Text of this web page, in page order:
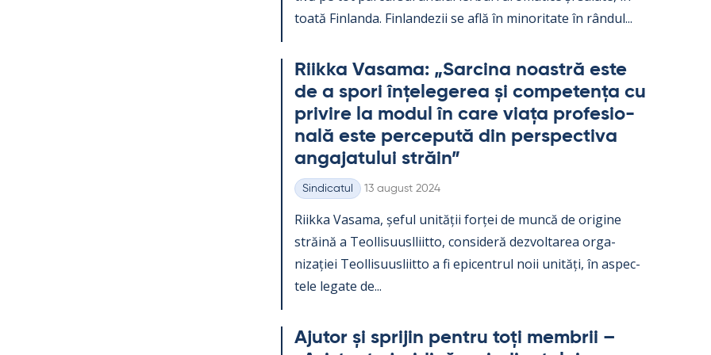
toată Fin­landa. Fin­lan­dezii se află în mi­no­ri­tate în rân­dul...
Riikka Va­sama: „Sarcina noa­stră este
de a spori înțe­le­ge­rea și com­pe­tența cu
pri­vire la mo­dul în care viața pro­fe­sio­
nală este perce­pută din pers­pec­tiva
an­ga­ja­tu­lui străin”
Categorii
Sindicatul Kirjoitettu
13 august 2024
Riikka Va­sama, șe­ful unității forței de muncă de ori­gine
străină a Teol­li­suusl­liitto, con­si­deră dez­vol­ta­rea or­ga­
nizației Teol­li­suus­liitto a fi epicent­rul noii unități, în as­pec­
tele le­gate de...
Aju­tor și spri­jin pentru toți mem­brii –